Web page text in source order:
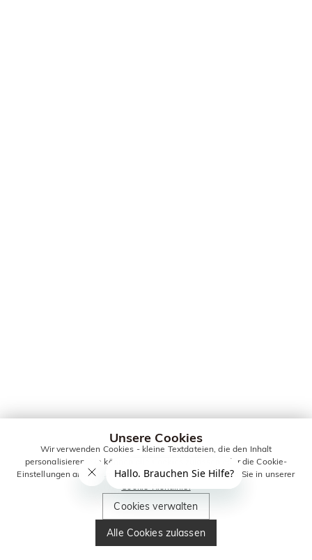
Unsere Cookies
Wir verwenden Cookies - kleine Textdateien, die den Inhalt
personalisieren. Sie können alle Cookies zulassen oder die Cookie-
Einstellungen anpassen. Weitere Informationen erhalten Sie in unserer
Cookie-Richtlinie.
Cookies verwalten
Alle Cookies zulassen